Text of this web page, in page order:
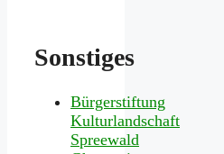
Sonstiges
Bürgerstiftung
Kulturlandschaft
Spreewald